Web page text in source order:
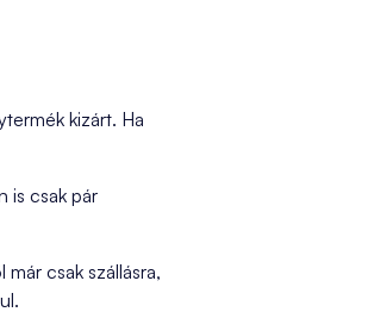
kizárt. Ha
is csak pár
csak szállásra,